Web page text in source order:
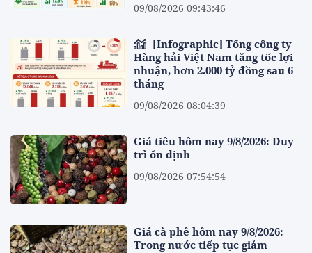
09/08/2026 09:43:46
Hàng hải Việt Nam tăng tốc lợi
nhuận, hơn 2.000 tỷ đồng sau 6
tháng
09/08/2026 08:04:39
Giá tiêu hôm nay 9/8/2026: Duy
trì ổn định
09/08/2026 07:54:54
Giá cà phê hôm nay 9/8/2026:
Trong nước tiếp tục giảm